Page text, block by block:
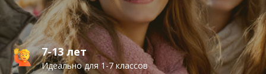
7-13 лет
Идеально для 1-7 классов